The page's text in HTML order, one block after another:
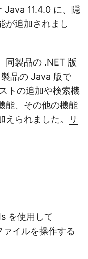
11.4.0 に、隠
が追加されまし
同製品の .NET 版
品の Java 版で
トの追加や検索機
能、その他の機能
られました。
リ
を使用して
イルを操作する